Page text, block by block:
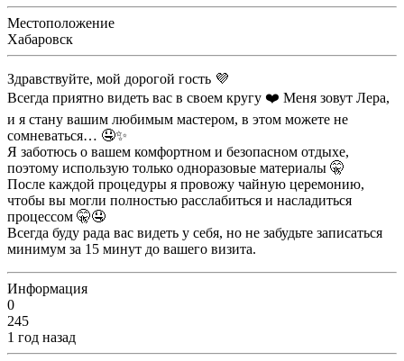
Местоположение
Хабаровск
Здравствуйте, мой дорогой гость 💜
Всегда приятно видеть вас в своем кругу ❤️ Меня зовут Лера,
и я стану вашим любимым мастером, в этом можете не
сомневаться… 🤤✨
Я заботюсь о вашем комфортном и безопасном отдыхе,
поэтому использую только одноразовые материалы 🤫
После каждой процедуры я провожу чайную церемонию,
чтобы вы могли полностью расслабиться и насладиться
процессом 🤫🤤
Всегда буду рада вас видеть у себя, но не забудьте записаться
минимум за 15 минут до вашего визита.
Информация
0
245
1 год назад